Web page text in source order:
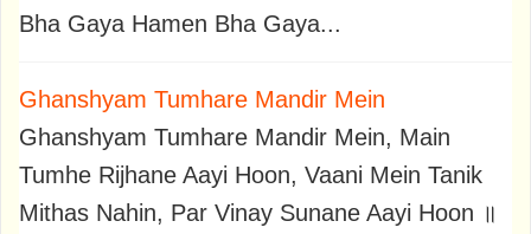
Bha Gaya Hamen Bha Gaya...
Ghanshyam Tumhare Mandir Mein
Ghanshyam Tumhare Mandir Mein, Main
Tumhe Rijhane Aayi Hoon, Vaani Mein Tanik
Mithas Nahin, Par Vinay Sunane Aayi Hoon ॥